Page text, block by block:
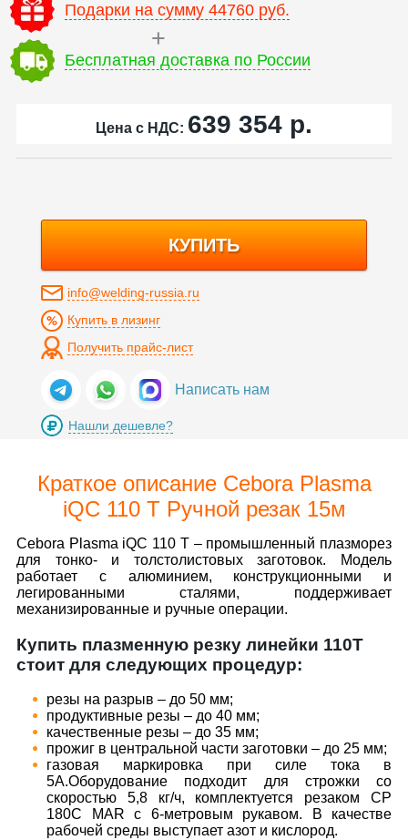
Подарки на сумму 44760 руб.
Бесплатная доставка по России
Цена с НДС: 639 354 р.
КУПИТЬ
info@welding-russia.ru
Купить в лизинг
Получить прайс-лист
Написать нам
Нашли дешевле?
Краткое описание Cebora Plasma
iQC 110 T Ручной резак 15м
Cebora Plasma iQC 110 T – промышленный плазморез
для тонко- и толстолистовых заготовок. Модель
работает с алюминием, конструкционными и
легированными сталями, поддерживает
механизированные и ручные операции.
Купить плазменную резку линейки 110Т
стоит для следующих процедур:
резы на разрыв – до 50 мм;
продуктивные резы – до 40 мм;
качественные резы – до 35 мм;
прожиг в центральной части заготовки – до 25 мм;
газовая маркировка при силе тока в
5А.Оборудование подходит для строжки со
скоростью 5,8 кг/ч, комплектуется резаком CP
180C MAR с 6-метровым рукавом. В качестве
рабочей среды выступает азот и кислород.